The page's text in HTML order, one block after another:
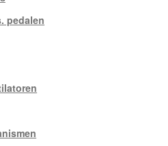
pedalen